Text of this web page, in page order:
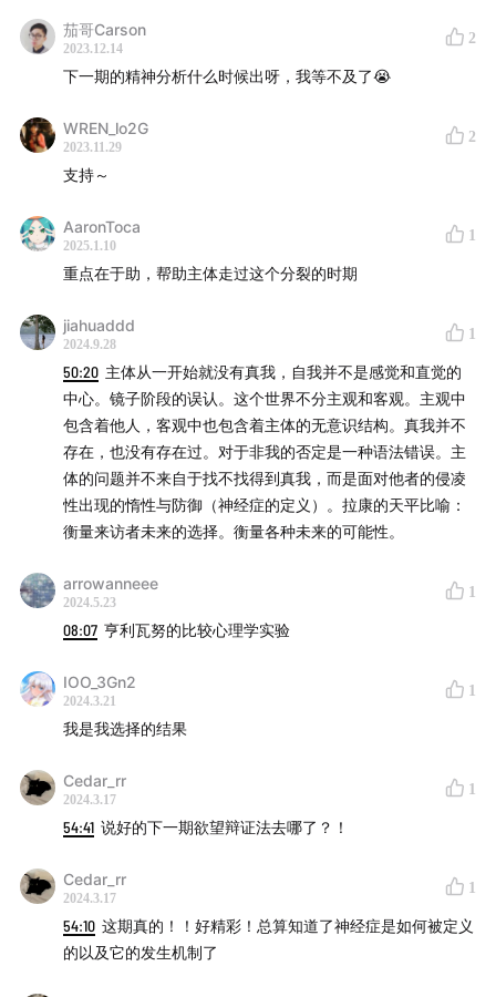
茄哥Carson
2023.12.14
2
下一期的精神分析什么时候出呀，我等不及了😭
WREN_lo2G
2023.11.29
2
支持～
AaronToca
2025.1.10
1
重点在于助，帮助主体走过这个分裂的时期
jiahuaddd
2024.9.28
1
50:20 主体从一开始就没有真我，自我并不是感觉和直觉的
中心。镜子阶段的误认。这个世界不分主观和客观。主观中
包含着他人，客观中也包含着主体的无意识结构。真我并不
存在，也没有存在过。对于非我的否定是一种语法错误。主
体的问题并不来自于找不找得到真我，而是面对他者的侵凌
性出现的惰性与防御（神经症的定义）。拉康的天平比喻：
衡量来访者未来的选择。衡量各种未来的可能性。
arrowanneee
2024.5.23
1
08:07 亨利瓦努的比较心理学实验
IOO_3Gn2
2024.3.21
1
我是我选择的结果
Cedar_rr
2024.3.17
1
54:41 说好的下一期欲望辩证法去哪了？！
Cedar_rr
2024.3.17
1
54:10 这期真的！！好精彩！总算知道了神经症是如何被定义
的以及它的发生机制了